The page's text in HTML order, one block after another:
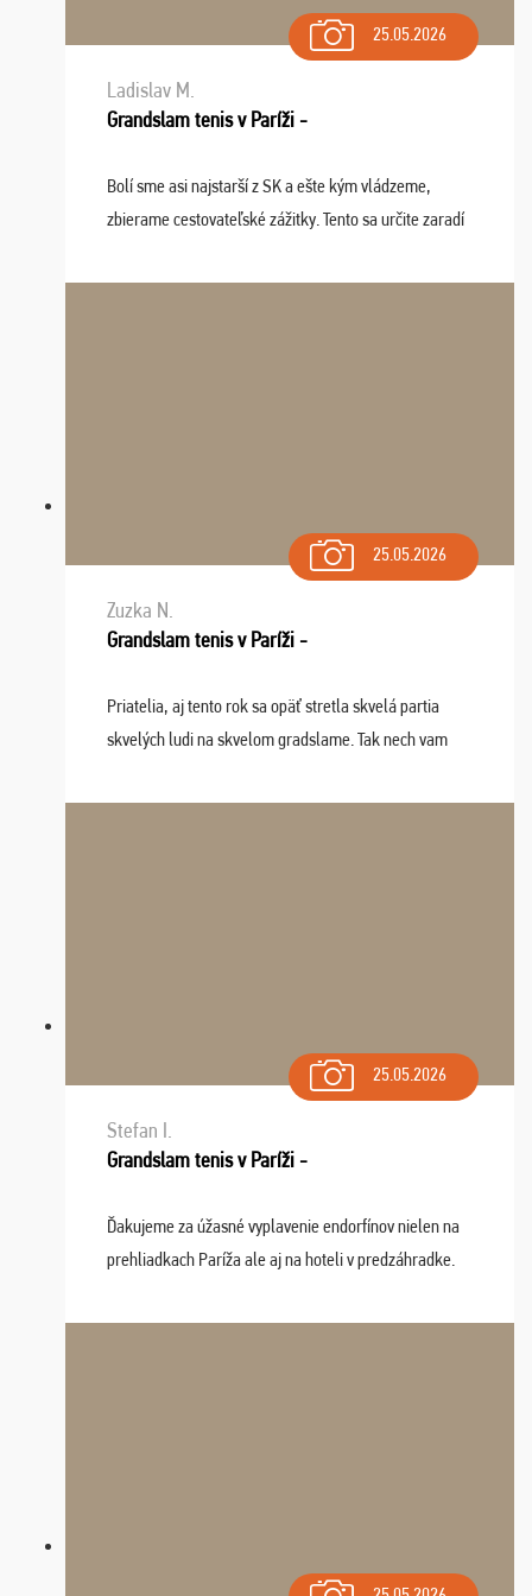
25.05.2026
Ladislav M.
Grandslam tenis v Paríži -
Bolí sme asi najstarší z SK a ešte kým vládzeme,
zbierame cestovateľské zážitky. Tento sa určite zaradí
osudu - pohodový šefík Meďo, dobrá parti ...
25.05.2026
Zuzka N.
Grandslam tenis v Paríži -
Priatelia, aj tento rok sa opäť stretla skvelá partia
skvelých ludi na skvelom gradslame. Tak nech vam
sa na budúci rok. Prajem vam este veľa ta ...
25.05.2026
Stefan I.
Grandslam tenis v Paríži -
Ďakujeme za úžasné vyplavenie endorfínov nielen na
prehliadkach Paríža ale aj na hoteli v predzáhradke.
spomínať a zväžujeme repete budúci rok : ...